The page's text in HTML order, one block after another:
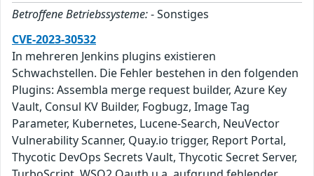
Betroffene Betriebssysteme:- Sonstiges
CVE-2023-30532
In mehreren Jenkins plugins existieren
Schwachstellen. Die Fehler bestehen in den folgenden
Plugins: Assembla merge request builder, Azure Key
Vault, Consul KV Builder, Fogbugz, Image Tag
Parameter, Kubernetes, Lucene-Search, NeuVector
Vulnerability Scanner, Quay.io trigger, Report Portal,
Thycotic DevOps Secrets Vault, Thycotic Secret Server,